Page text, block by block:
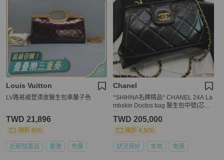
Louis Vuitton
LV路易威登漆皮醫生包車釐子色
TWD 21,896
現折 800
近新閒置品 香港 免運
Chanel
*SHIHNA名牌精品* CHANEL 24A La
mbskin Doctos bag 醫生包中號(芯片
TWD 205,000
現折 4,500
狀況良好 本地 免運